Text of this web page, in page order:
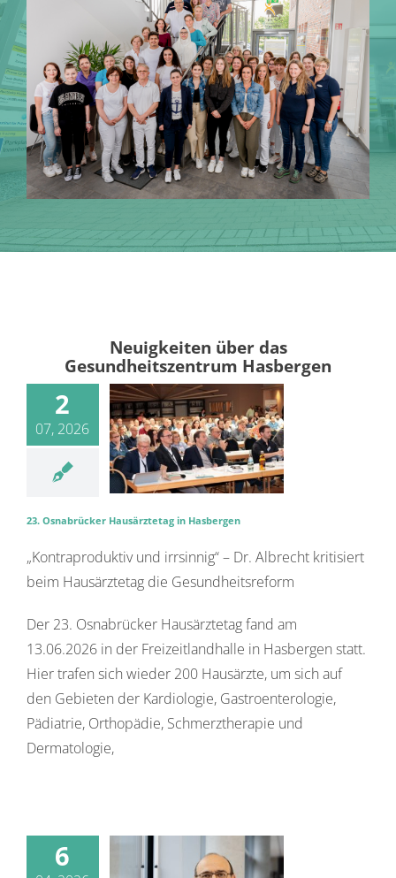
Neuigkeiten über das
Gesundheitszentrum Hasbergen
2
07, 2026
23. Osnabrücker Hausärztetag in Hasbergen
„Kontraproduktiv und irrsinnig“ – Dr. Albrecht kritisiert
beim Hausärztetag die Gesundheitsreform
Der 23. Osnabrücker Hausärztetag fand am
13.06.2026 in der Freizeitlandhalle in Hasbergen statt.
Hier trafen sich wieder 200 Hausärzte, um sich auf
den Gebieten der Kardiologie, Gastroenterologie,
Pädiatrie, Orthopädie, Schmerztherapie und
Dermatologie,
6